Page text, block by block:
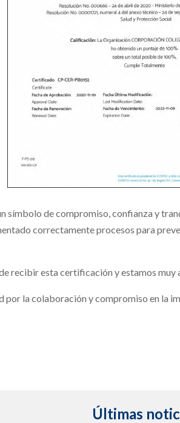
símbolo de compromiso, confianza y
correctamente procesos para
recibir esta certificación y estamos
por la colaboración y compromiso en la
Últimas